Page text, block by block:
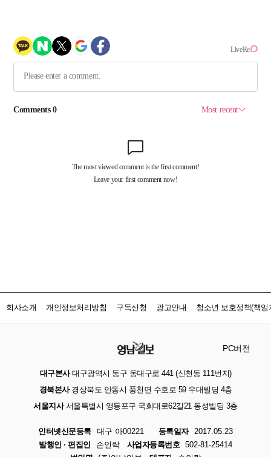
회사소개 개인정보처리방침 구독신청 광고안내 청소년 보호정책(책임
PC버전
대구본사대구광역시 동구 동대구로 441 (신천동 111번지)
경북본사경상북도 안동시 풍천면 수호로 59 우대빌딩 4층
서울지사서울특별시 영등포구 국회대로62길21 동성빌딩 3층
인터넷신문등록 대구 아00221 등록일자
2017.05.23
발행인 · 편집인
손인락 사업자등록번호 502-81-25414